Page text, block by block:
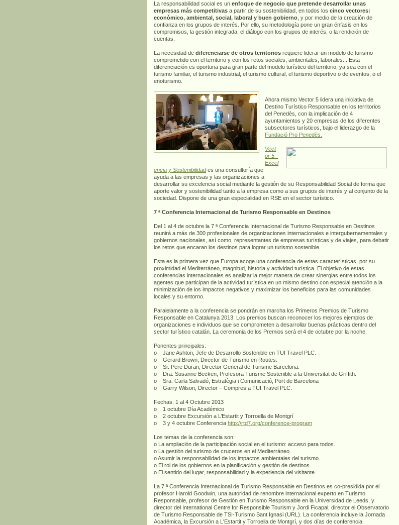
La responsabilidad social es un enfoque de negocio que pretende desarrollar unas
empresas más competitivas a partir de su sostenibilidad, en todos los cinco vectores:
económico, ambiental, social, laboral y buen gobierno , y por medio de la creación de
confianza en los grupos de interés. Por ello, su metodología pone un gran énfasis en los
compromisos, la gestión integrada, el diálogo con los grupos de interés, o la rendición de
cuentas.
La necesidad de diferenciarse de otros territorios requiere liderar un modelo de turismo
comprometido con el territorio y con los retos sociales, ambientales, laborales... Esta
diferenciación es oportuna para gran parte del modelo turístico del territorio, ya sea con el
turismo familiar, el turismo industrial, el turismo cultural, el turismo deportivo o de eventos, o el
enoturismo.
Ahora mismo Vector 5 lidera una iniciativa de
Destino Turístico Responsable en los territorios
del Penedès, con la implicación de 4
ayuntamientos y 20 empresas de los diferentes
subsectores turísticos, bajo el liderazgo de la
Fundació Pro Penedès.
Vect
or 5 ·
Excel
encia y Sostenibilidades una consultoría que
ayuda a las empresas y las organizaciones a
desarrollar su excelencia social mediante la gestión de su Responsabilidad Social de forma que
aporte valor y sostenibilidad tanto a la empresa como a sus grupos de interés y al conjunto de la
sociedad. Dispone de una gran especialidad en RSE en el sector turístico.
7 ª Conferencia Internacional de Turismo Responsable en Destinos
Del 1 al 4 de octubre la 7 ª Conferencia Internacional de Turismo Responsable en Destinos
reunirá a más de 300 profesionales de organizaciones internacionales e intergubernamentales y
gobiernos nacionales, así como, representantes de empresas turísticas y de viajes, para debatir
los retos que encaran los destinos para lograr un turismo sostenible.
Esta es la primera vez que Europa acoge una conferencia de estas características, por su
proximidad el Mediterráneo, magnitud, historia y actividad turística. El objetivo de estas
conferencias internacionales es analizar la mejor manera de crear sinergias entre todos los
agentes que participan de la actividad turística en un mismo destino con especial atención a la
minimización de los impactos negativos y maximizar los beneficios para las comunidades
locales y su entorno.
Paralelamente a la conferencia se pondrán en marcha los Primeros Premios de Turismo
Responsable en Catalunya 2013. Los premios buscan reconocer los mejores ejemplos de
organizaciones e individuos que se comprometen a desarrollar buenas prácticas dentro del
sector turístico catalán. La ceremonia de los Premios será el 4 de octubre por la noche.
Ponentes principales:
o Jane Ashton, Jefe de Desarrollo Sostenible en TUI Travel PLC.
o Gerard Brown, Director de Turismo en Routes.
o Sr. Pere Duran, Director General de Turisme Barcelona.
o Dra. Susanne Becken, Profesora Turisme Sostenible a la Universitat de Griffith.
o Sra. Carla Salvadó, Estratègia i Comunicació, Port de Barcelona
o Garry Wilson, Director – Compres a TUI Travel PLC.
Fechas: 1 al 4 Octubre 2013
o 1 octubre Día Académico
o 2 octubre Excursión a L’Estartit y Torroella de Montgrí
o 3 y 4 octubre Conferencia http://rtd7.org/conference-program
Los temas de la conferencia son:
o La ampliación de la participación social en el turismo: acceso para todos.
o La gestión del turismo de cruceros en el Mediterráneo.
o Asumir la responsabilidad de los impactos ambientales del turismo.
o El rol de los gobiernos en la planificación y gestión de destinos.
o El sentido del lugar, responsabilidad y la experiencia del visitante.
La 7 ª Conferencia Internacional de Turismo Responsable en Destinos es co-presidida por el
profesor Harold Goodwin, una autoridad de renombre internacional experto en Turismo
Responsable, profesor de Gestión en Turismo Responsable en la Universidad de Leeds, y
director del International Centre for Responsible Tourism y Jordi Ficapal, director el Observatorio
de Turismo Responsable de TSI-Turismo Sant Ignasi (URL). La conferencia incluye la Jornada
Académica, la Excursión a L'Estartit y Torroella de Montgrí, y dos días de conferencia.